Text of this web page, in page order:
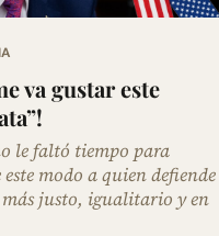
va gustar este
le faltó tiempo para
modo a quien defiende
justo, igualitario y en